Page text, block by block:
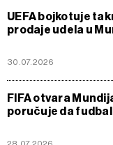
UEFA bojkotuje
prodaje udela u
30.07.2026
FIFA otvara
poručuje da